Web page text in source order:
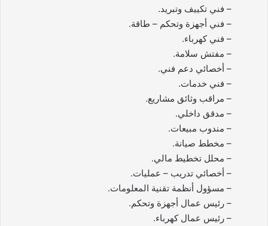
– فني تكييف وتبريد.
– فني أجهزة وتحكم – طاقة.
– فني كهرباء.
– مفتش سلامة.
– أخصائي دعم فني.
– فني خدمات.
– مراقب وثائق مشاريع.
– مدقق داخلي.
– مندوب مبيعات.
– مخطط صيانة.
– محلل تخطيط مالي.
– أخصائي تدريب – عمليات.
– مسؤول أنظمة تقنية المعلومات.
– رئيس عمال أجهزة وتحكم.
– رئيس عمال كهرباء.